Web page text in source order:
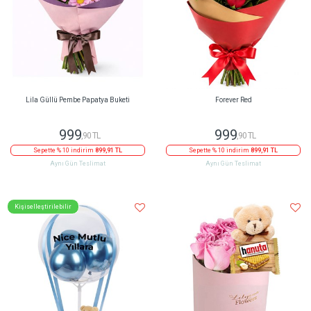
Lila Güllü Pembe Papatya Buketi
999,90 TL
Sepette % 10 indirim 899,91 TL
Aynı Gün Teslimat
Forever Red
999,90 TL
Sepette % 10 indirim 899,91 TL
Aynı Gün Teslimat
Kişiselleştirilebilir